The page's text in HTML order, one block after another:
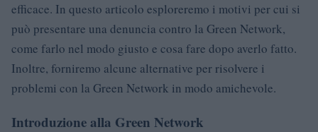
efficace. In questo articolo esploreremo i motivi per cui si
può presentare una denuncia contro la Green Network,
come farlo nel modo giusto e cosa fare dopo averlo fatto.
Inoltre, forniremo alcune alternative per risolvere i
problemi con la Green Network in modo amichevole.
Introduzione alla Green Network